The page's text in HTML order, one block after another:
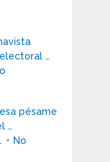
…
pésame
…
No